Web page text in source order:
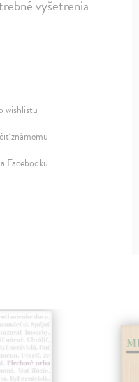
vyšetrenia
wishlistu
známemu
Facebooku